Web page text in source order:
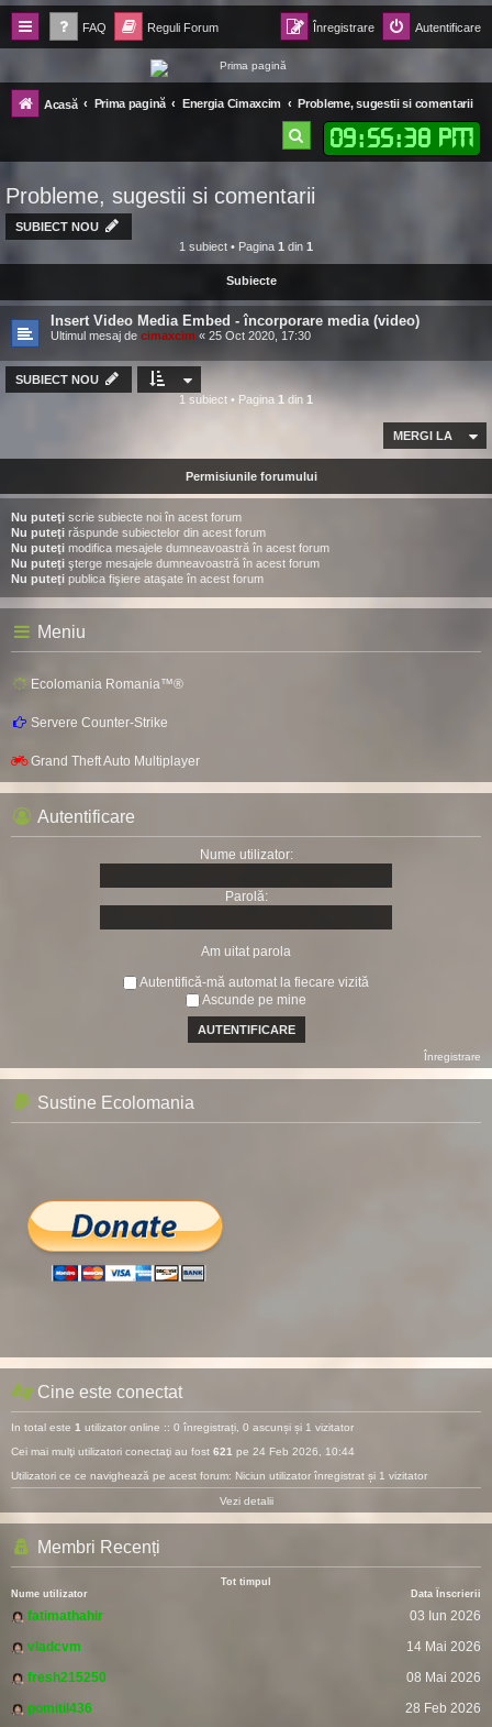
FAQ Reguli Forum Autentificare
Înregistrare
Forum Ecolomania™®
-= Idei pentru viitor =-
Acasă Prima pagină Energia Cimaxcim Probleme, sugestii si comentarii
09:55:39 PM
ă
u
Probleme, sugestii si comentarii
SUBIECT NOU
1 subiect • Pagina 1 din 1
Subiecte
Insert Video Media Embed - încorporare media (video)
Ultimul mesaj de cimaxcim « 25 Oct 2020, 17:30
SUBIECT NOU
1 subiect • Pagina 1 din 1
MERGI LA
Permisiunile forumului
Nu puteţi scrie subiecte noi în acest forum
Nu puteţi răspunde subiectelor din acest forum
Nu puteţi modifica mesajele dumneavoastră în acest forum
Nu puteţi şterge mesajele dumneavoastră în acest forum
Nu puteţi publica fişiere ataşate în acest forum
Meniu
Ecolomania Romania™®
Servere Counter-Strike
Grand Theft Auto Multiplayer
Autentificare
Nume utilizator:
Parolă:
Am uitat parola
Autentifică-mă automat la fiecare vizită
Ascunde pe mine
Înregistrare
Sustine Ecolomania
Cine este conectat
In total este 1 utilizator online :: 0 înregistrați, 0 ascunși și 1 vizitator
Cei mai mulţi utilizatori conectaţi au fost 621 pe 24 Feb 2026, 10:44
Utilizatori ce ce navighează pe acest forum: Niciun utilizator înregistrat și 1 vizitator
Vezi detalii
Membri Recenți
Tot timpul
Nume utilizator
Data Înscrierii
fatimathahir
03 Iun 2026
vladcvm
14 Mai 2026
fresh215250
08 Mai 2026
pomitil436
28 Feb 2026